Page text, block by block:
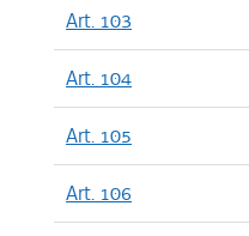
Art. 103
Art. 104
Art. 105
Art. 106